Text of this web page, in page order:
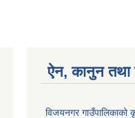
ऐन, कानुन तथा
विजयनगर गाउँपालिकाको